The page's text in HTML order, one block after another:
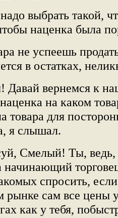
выбрать такой,
наценка была
не успеешь
в остатках,
вернемся к
на каком
товара для
я слышал.
Смелый! Ты,
начинающий
спросить, если
рынке сам все цены
как у тебя,